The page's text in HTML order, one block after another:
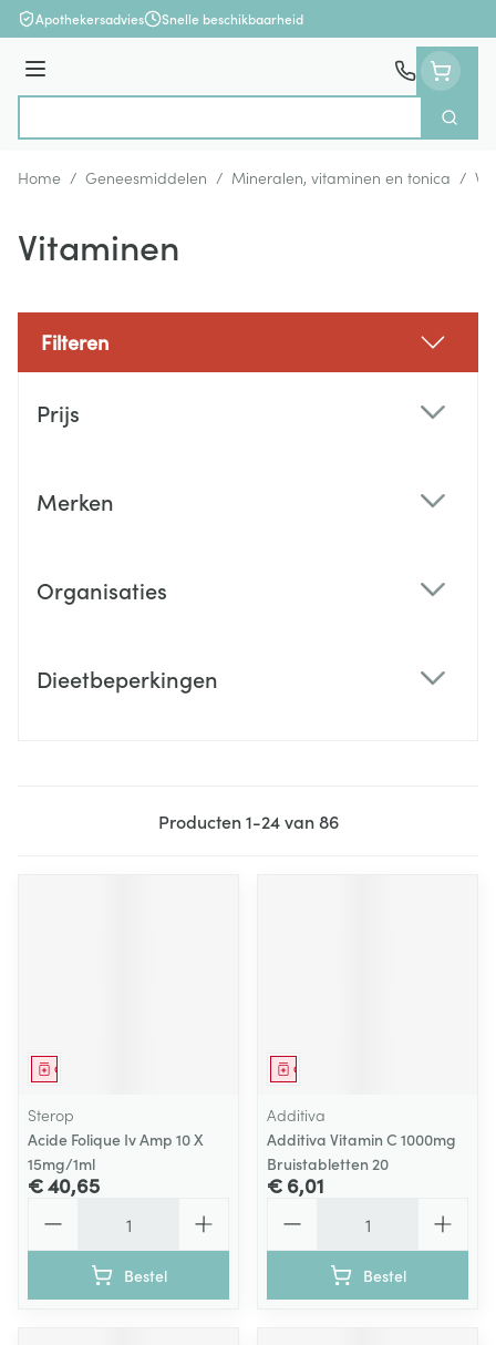
Ga naar de inhoud
Apothekersadvies Snelle beschikbaarheid
Menu
Zoek
Home / Geneesmiddelen / Mineralen, vitaminen en tonica /
Vitaminen
Filteren
Prijs
Merken
Organisaties
Dieetbeperkingen
Producten1-24van86
Geneesmiddel
Sterop
Acide Folique Iv Amp 10 X
15mg/1ml
€ 40,65
Bestel
Geneesmiddel
Additiva
Additiva Vitamin C 1000mg
Bruistabletten 20
€ 6,01
Bestel